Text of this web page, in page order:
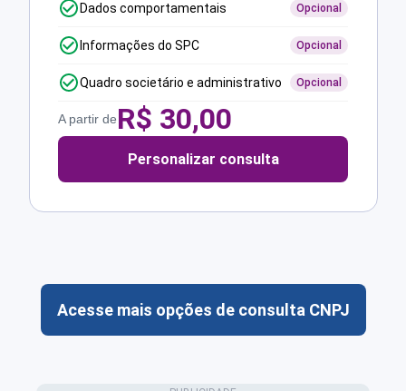
Dados comportamentais Opcional
Informações do SPC Opcional
Quadro societário e administrativo Opcional
A partir deR$ 30,00
Personalizar consulta
Acesse mais opções de consulta CNPJ